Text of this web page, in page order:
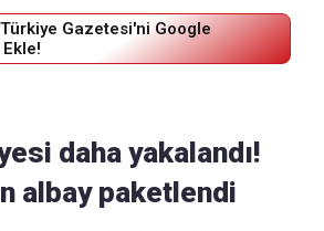
Gazetesi'ni Google
daha yakalandı!
albay paketlendi